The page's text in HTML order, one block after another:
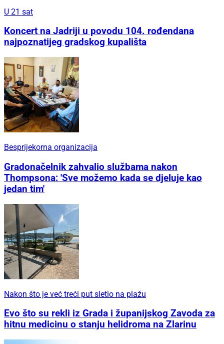
U 21 sat
Koncert na Jadriji u povodu 104. rođendana
najpoznatijeg gradskog kupališta
Besprijekorna organizacija
Gradonačelnik zahvalio službama nakon
Thompsona: 'Sve možemo kada se djeluje kao
jedan tim'
Nakon što je već treći put sletio na plažu
Evo što su rekli iz Grada i županijskog Zavoda za
hitnu medicinu o stanju helidroma na Zlarinu